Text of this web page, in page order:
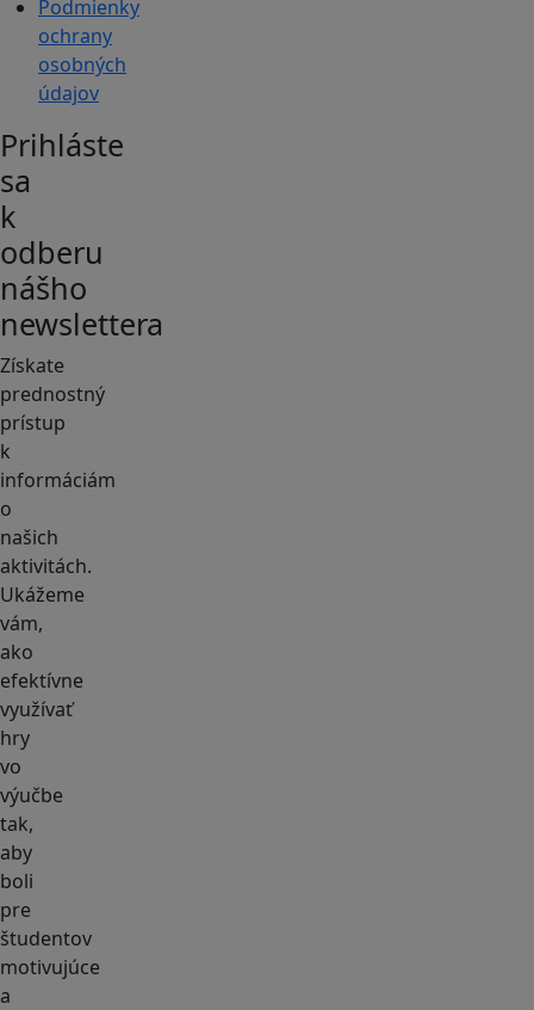
Podmienky
ochrany
osobných
údajov
Prihláste
sa
k
odberu
nášho
newslettera
Získate
prednostný
prístup
k
informáciám
o
našich
aktivitách.
Ukážeme
vám,
ako
efektívne
využívať
hry
vo
výučbe
tak,
aby
boli
pre
študentov
motivujúce
a